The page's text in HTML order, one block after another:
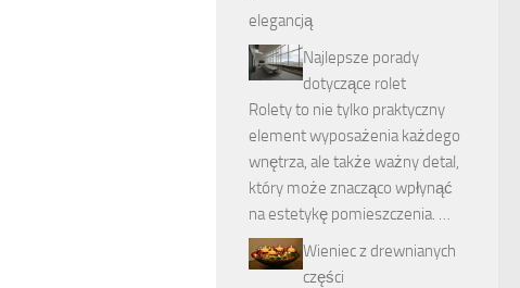
Najlepsze porady
dotyczące rolet
Rolety to nie tylko praktyczny
element wyposażenia każdego
wnętrza, ale także ważny detal,
który może znacząco wpłynąć
na estetykę pomieszczenia. …
Wieniec z drewnianych
części